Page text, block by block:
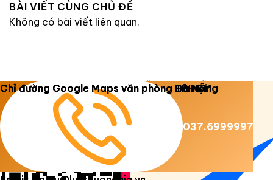
BÀI VIẾT CÙNG CHỦ ĐỀ
Không có bài viết liên quan.
Copyright 2026 © Luật Dương Gia